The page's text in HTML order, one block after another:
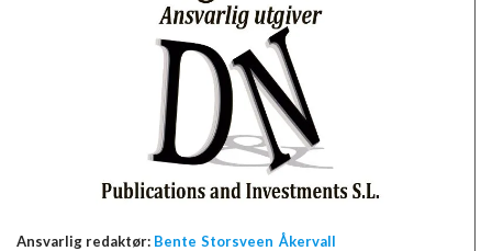
Ansvarlig redaktør: Bente Storsveen Åkervall